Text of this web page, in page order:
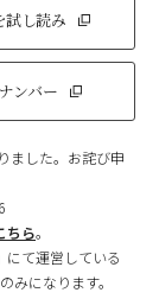
試し読み
ンバー
ました。お詫び申
ちら。
て運営している
になります。